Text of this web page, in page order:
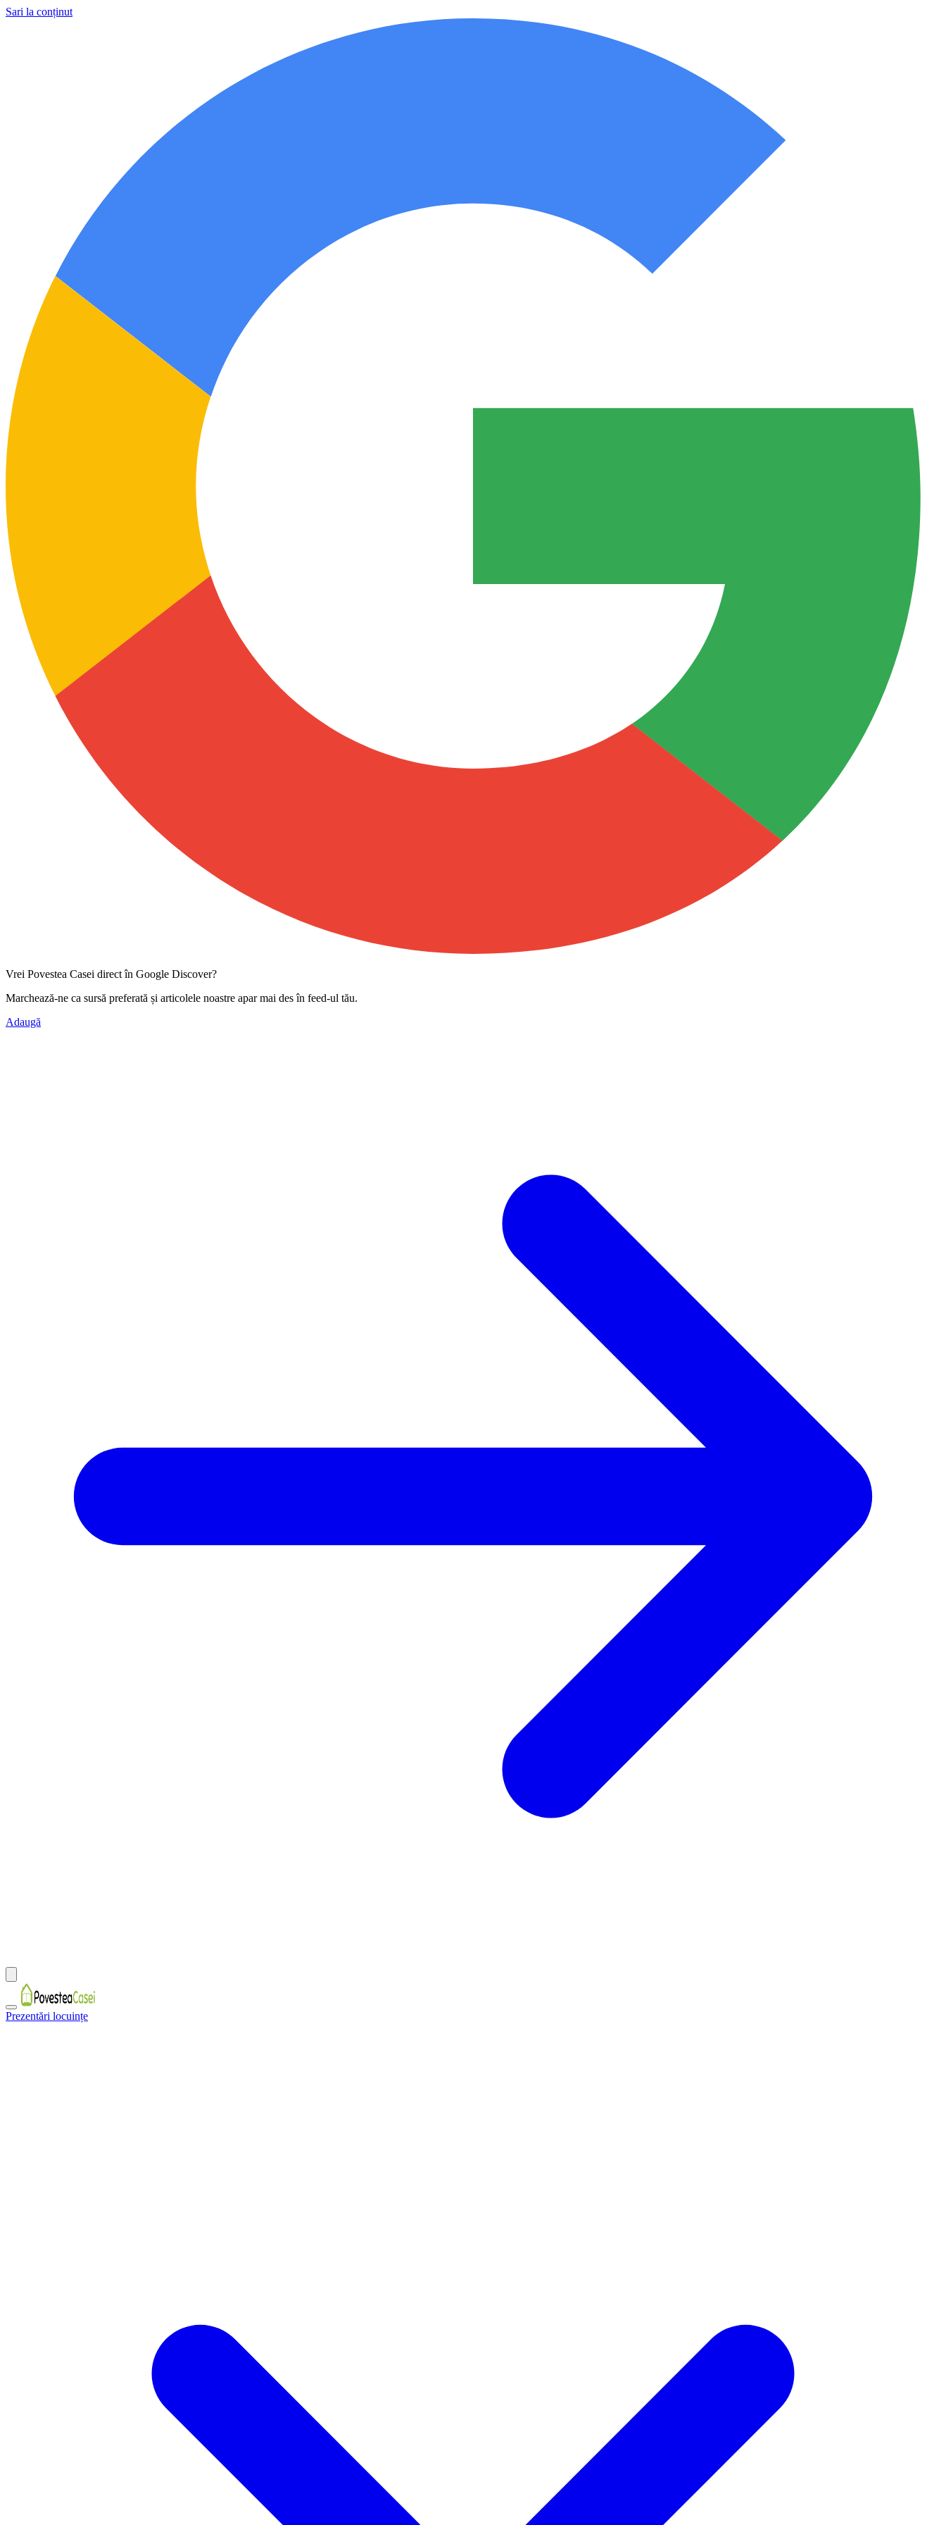
Sari la conținut
Vrei Povestea Casei direct în Google Discover?
Marchează-ne ca sursă preferată și articolele noastre apar mai des în feed-ul tău.
Adaugă
Prezentări locuințe